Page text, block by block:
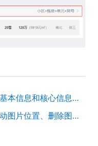
如何开启编辑房源基本信息和核心信息的权限？
如何上传图片、移动图片位置、删除图片，以及设置/删除图片水印？